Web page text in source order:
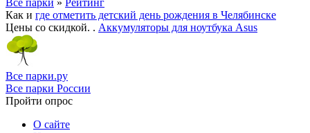
Как и где отметить детский день рождения в Челябинске
Цены со скидкой. . Аккумуляторы для ноутбука Asus
Все парки.ру
Все парки России
Пройти опрос
О сайте